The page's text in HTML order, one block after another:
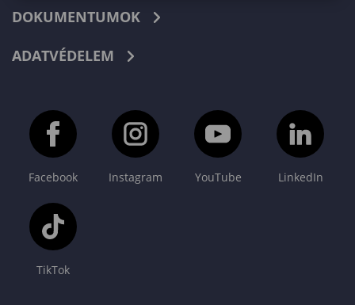
DOKUMENTUMOK
ADATVÉDELEM
Facebook Instagram YouTube LinkedIn
TikTok